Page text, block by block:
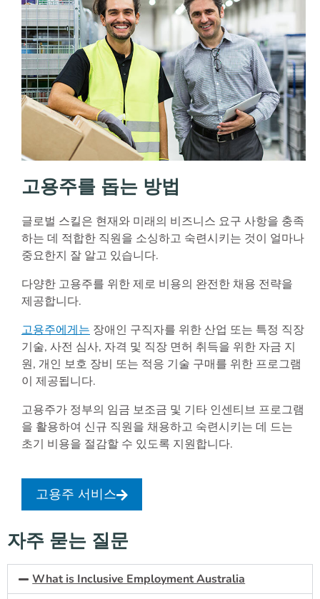
고용주를 돕는 방법
글로벌 스킬은 현재와 미래의 비즈니스 요구 사항을 충족
하는 데 적합한 직원을 소싱하고 숙련시키는 것이 얼마나
중요한지 잘 알고 있습니다.
다양한 고용주를 위한 제로 비용의 완전한 채용 전략을
제공합니다.
고용주에게는 장애인 구직자를 위한 산업 또는 특정 직장
기술, 사전 심사, 자격 및 직장 면허 취득을 위한 자금 지
원, 개인 보호 장비 또는 적응 기술 구매를 위한 프로그램
이 제공됩니다.
고용주가 정부의 임금 보조금 및 기타 인센티브 프로그램
을 활용하여 신규 직원을 채용하고 숙련시키는 데 드는
초기 비용을 절감할 수 있도록 지원합니다.
고용주 서비스
자주 묻는 질문
What is Inclusive Employment Australia